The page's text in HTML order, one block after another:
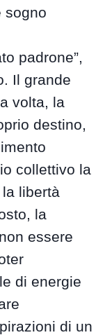
sogno
padrone”,
Il grande
volta, la
destino,
collettivo la
libertà
la
essere
di energie
di un